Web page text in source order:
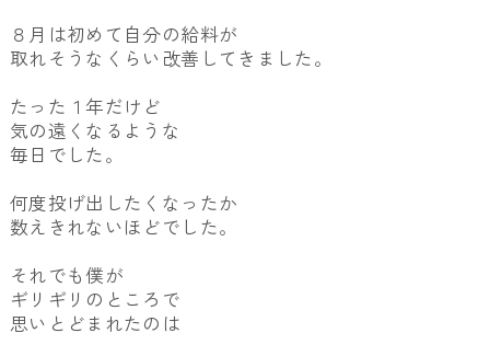
８月は初めて自分の給料が
取れそうなくらい改善してきました。
たった１年だけど
気の遠くなるような
毎日でした。
何度投げ出したくなったか
数えきれないほどでした。
それでも僕が
ギリギリのところで
思いとどまれたのは